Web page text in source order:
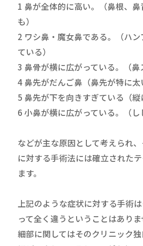
1 鼻が全体的に高い。（鼻根、
も）
2 ワシ鼻・魔女鼻である。（ハ
ている）
3 鼻骨が横に広がっている。（鼻
4 鼻先がだんご鼻（鼻先が特に太
5 鼻先が下を向きすぎている（縦
6 小鼻が横に広がっている。（し
などが主な原因として考えられ
に対する手術法には確立された
ます。
上記のような症状に対する手術
って全く違うということはありま
細部に関してはそのクリニック